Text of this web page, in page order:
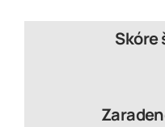
Skóre